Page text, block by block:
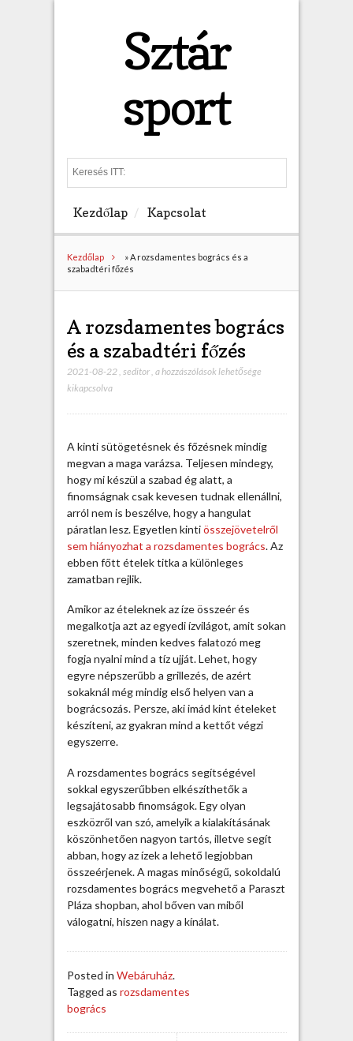
Sztár
sport
e
h
Kezdőlap Kapcsolat
Kezdőlap »A rozsdamentes bogrács és a
szabadtéri főzés
A rozsdamentes bogrács
és a szabadtéri főzés
2021-08-22, seditor, A
d
a
m
e
n
t
e
s
s
z
a
b
a
d
t
é
r
i
f
z
j
a hozzászólások lehetősége
kikapcsolva
A kinti sütögetésnek és főzésnek mindig
megvan a maga varázsa. Teljesen mindegy,
hogy mi készül a szabad ég alatt, a
finomságnak csak kevesen tudnak ellenállni,
arról nem is beszélve, hogy a hangulat
páratlan lesz. Egyetlen kintiösszejövetelről
sem hiányozhat a rozsdamentes bogrács. Az
ebben főtt ételek titka a különleges
zamatban rejlik.
Amikor az ételeknek az íze összeér és
megalkotja azt az egyedi ízvilágot, amit sokan
szeretnek, minden kedves falatozó meg
fogja nyalni mind a tíz ujját. Lehet, hogy
egyre népszerűbb a grillezés, de azért
sokaknál még mindig első helyen van a
bográcsozás. Persze, aki imád kint ételeket
készíteni, az gyakran mind a kettőt végzi
egyszerre.
A rozsdamentes bogrács segítségével
sokkal egyszerűbben elkészíthetők a
legsajátosabb finomságok. Egy olyan
eszközről van szó, amelyik a kialakításának
köszönhetően nagyon tartós, illetve segít
abban, hogy az ízek a lehető legjobban
összeérjenek. A magas minőségű, sokoldalú
rozsdamentes bogrács megvehető a Paraszt
Pláza shopban, ahol bőven van miből
válogatni, hiszen nagy a kínálat.
Posted in Webáruház.
Tagged as rozsdamentes
bogrács